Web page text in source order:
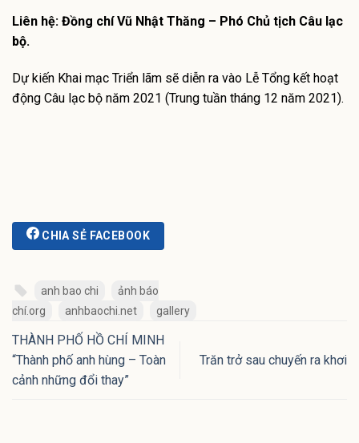
Liên hệ: Đồng chí Vũ Nhật Thăng – Phó Chủ tịch Câu lạc
bộ.
Dự kiến Khai mạc Triển lãm sẽ diễn ra vào Lễ Tổng kết hoạt
động Câu lạc bộ năm 2021 (Trung tuần tháng 12 năm 2021).
CHIA SẺ FACEBOOK
anh bao chi
ảnh báo
chí.org
anhbaochi.net gallery
THÀNH PHỐ HỒ CHÍ MINH
“Thành phố anh hùng – Toàn
cảnh những đổi thay”
Trăn trở sau chuyến ra khơi